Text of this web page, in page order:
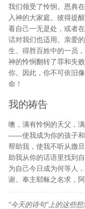
我们领受了怜悯。恩典
入神的大家庭。彼得提
看自己一无是处，或者
话对我们也适用。亲爱
生、得胜百姓中的一员
神的怜悯翻转了罪和失
你。因此，你不可依旧
命！
我的祷告
噢，满有怜悯的天父，
——使我成为你的孩子和
帮助我，使我不听从撒
助我从你的话语里找到
为自己今日成为何等人
谢。奉主耶稣之名求，阿
"今天的诗句"上的这些